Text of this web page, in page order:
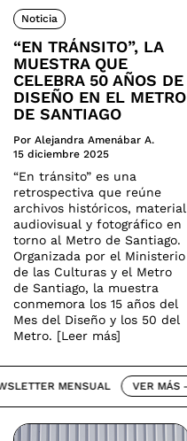
Noticia
“EN TRÁNSITO”, LA
MUESTRA QUE
CELEBRA 50 AÑOS DE
DISEÑO EN EL METRO
DE SANTIAGO
Por Alejandra Amenábar A.
15 diciembre 2025
“En tránsito” es una
retrospectiva que reúne
archivos históricos, material
audiovisual y fotográfico en
torno al Metro de Santiago.
Organizada por el Ministerio
de las Culturas y el Metro
de Santiago, la muestra
conmemora los 15 años del
Mes del Diseño y los 50 del
Metro. [Leer más]
MENSUAL VER MÁS